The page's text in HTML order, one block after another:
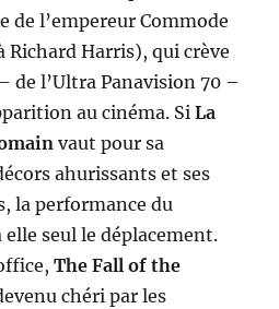
de l’empereur Commode
Richard Harris), qui crève
de l’Ultra Panavision 70 –
au cinéma. SiLa
vaut pour sa
ahurissants et ses
la performance du
seul le déplacement.
The Fall of the
chéri par les